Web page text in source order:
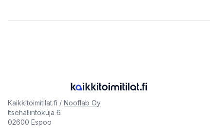
Kaikkitoimitilat.fi / Nooflab Oy
Itsehallintokuja 6
02600 Espoo